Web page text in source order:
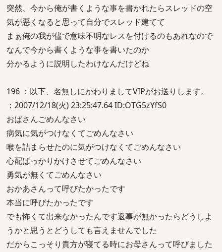
突然、今から俺が書くような事を書かれたらスレッドの空
気が悪くなると思って自分でスレッド建てて
まぁ俺の我が儘で意味不明なレスを付けるのもあれなので
なんで今から書くような事を書いたのか
分かるように説明したわけなんだけどね
196 ：以下、名無しにかわりましてVIPがお送りします。
：2007/12/18(火) 23:25:47.64 ID:OTG5zYfS0
おばさんごめんなさい
病気に気がつけなくてごめんなさい
喉を詰まらせたのに気がつけなくてごめんなさい
心配ばっかりかけさせてごめんなさい
勇気が無くてごめんなさい
おかあさんって呼びたかったです
本当に呼びたかったです
でも怖くて出来なかったんです返事が無かったらどうしよ
うかと思うとどうしても言えませんでした
だからこっそり貴方が寝てる時にお母さんって呼びました